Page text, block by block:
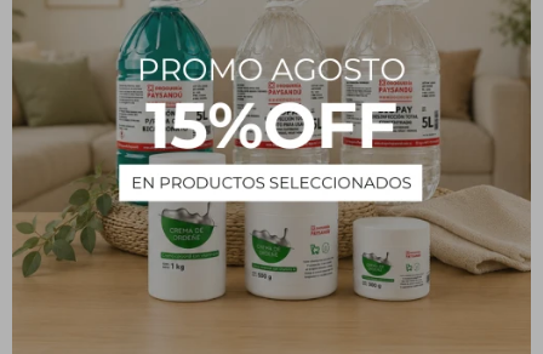
Azufre Industrial - 1 Kg
$ 391
Carbón Activado en Polvo
- 100 g
$ 101